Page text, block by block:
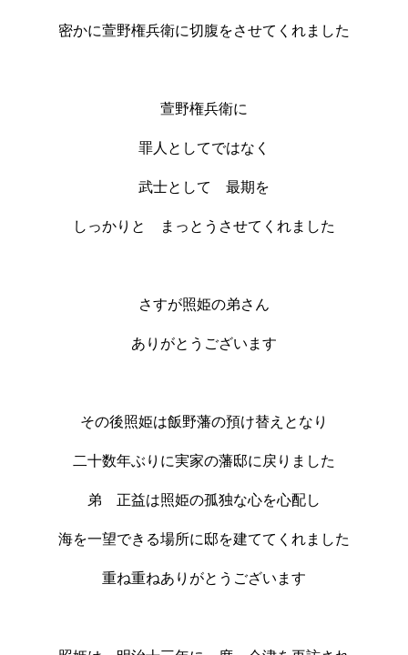
密かに萱野権兵衛に切腹をさせてくれました
萱野権兵衛に
罪人としてではなく
武士として 最期を
しっかりと まっとうさせてくれました
さすが照姫の弟さん
ありがとうございます
その後照姫は飯野藩の預け替えとなり
二十数年ぶりに実家の藩邸に戻りました
弟 正益は照姫の孤独な心を心配し
海を一望できる場所に邸を建ててくれました
重ね重ねありがとうございます